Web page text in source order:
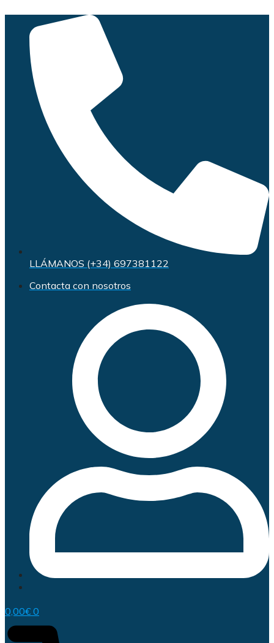
contenido
LLÁMANOS (+34) 697381122
Contacta con nosotros
0,00€ 0